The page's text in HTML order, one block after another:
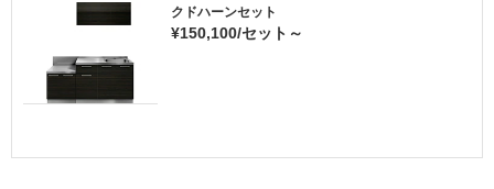
クドハーンセット
¥150,100/セット～